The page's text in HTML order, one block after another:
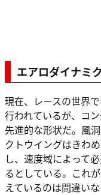
エアロダイナミ
現在、レースの世界
行われているが、コ
先進的な形状だ。風
クトウイングはきわ
し、速度域によって
るとしている。これ
えているのは間違いな